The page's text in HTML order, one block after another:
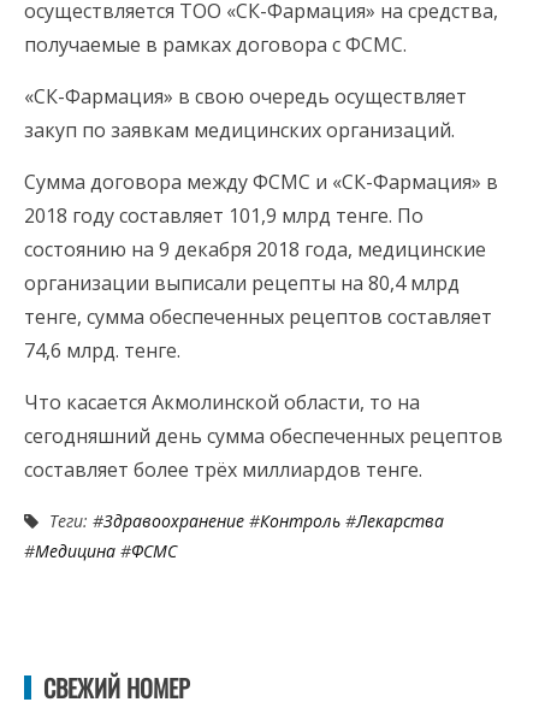
осуществляется ТОО «СК-Фармация» на средства,
получаемые в рамках договора с ФСМС.
«СК-Фармация» в свою очередь осуществляет
закуп по заявкам медицинских организаций.
Сумма договора между ФСМС и «СК-Фармация» в
2018 году составляет 101,9 млрд тенге. По
состоянию на 9 декабря 2018 года, медицинские
организации выписали рецепты на 80,4 млрд
тенге, сумма обеспеченных рецептов составляет
74,6 млрд. тенге.
Что касается Акмолинской области, то на
сегодняшний день сумма обеспеченных рецептов
составляет более трёх миллиардов тенге.
Теги: #Здравоохранение #Контроль #Лекарства
#Медицина #ФСМС
СВЕЖИЙ НОМЕР